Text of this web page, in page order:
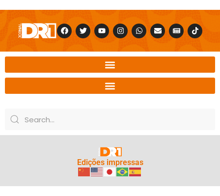
Edições impressas